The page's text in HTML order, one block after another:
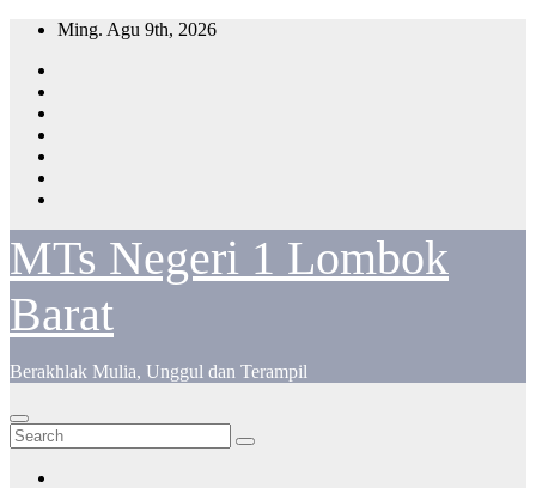
Skip
content
Ming. Agu 9th, 2026
MTs Negeri 1 Lombok
Barat
Berakhlak Mulia, Unggul dan Terampil